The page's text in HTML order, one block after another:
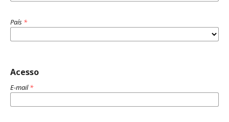
País *
Acesso
E-mail*